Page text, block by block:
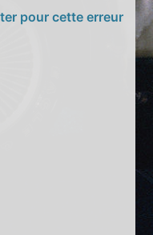
pour cette erreur